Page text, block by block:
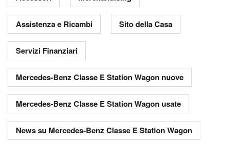
Assistenza e Ricambi Sito della Casa
Servizi Finanziari
Mercedes-Benz Classe E Station Wagon nuove
Mercedes-Benz Classe E Station Wagon usate
News su Mercedes-Benz Classe E Station Wagon